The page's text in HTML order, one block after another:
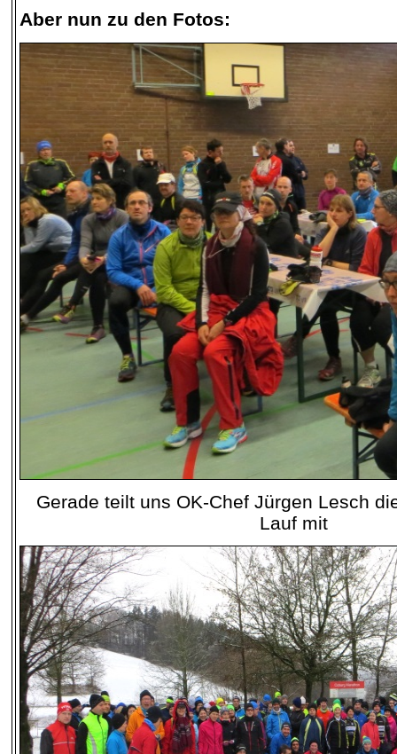
Aber nun zu den Fotos:
Gerade teilt uns OK-Chef Jürgen Lesch
Lauf mit